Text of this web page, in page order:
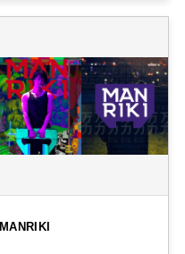
MANRIKI